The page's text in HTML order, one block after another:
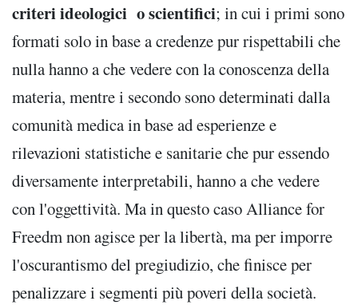
criteri ideologici o scientifici; in cui i primi sono
formati solo in base a credenze pur rispettabili che
nulla hanno a che vedere con la conoscenza della
materia, mentre i secondo sono determinati dalla
comunità medica in base ad esperienze e
rilevazioni statistiche e sanitarie che pur essendo
diversamente interpretabili, hanno a che vedere
con l'oggettività. Ma in questo caso Alliance for
Freedm non agisce per la libertà, ma per imporre
l'oscurantismo del pregiudizio, che finisce per
penalizzare i segmenti più poveri della società.